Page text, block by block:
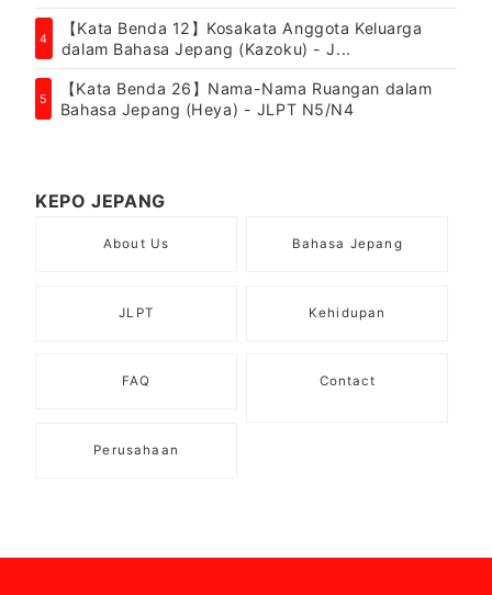
4
【Kata Benda 12】Kosakata Anggota Keluarga
dalam Bahasa Jepang (Kazoku) - J...
5
【Kata Benda 26】Nama-Nama Ruangan dalam
Bahasa Jepang (Heya) - JLPT N5/N4
KEPO JEPANG
About Us Bahasa Jepang
JLPT Kehidupan
FAQ Contact
Perusahaan